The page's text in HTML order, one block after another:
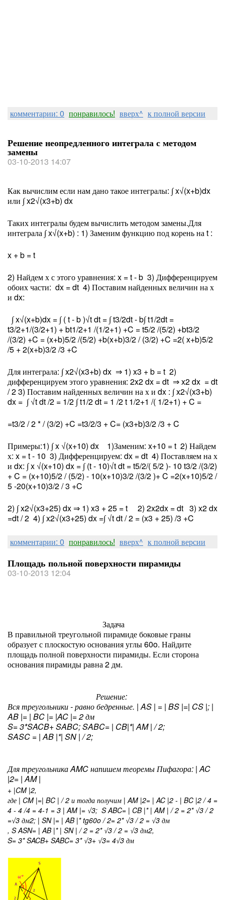
комментарии: 0 понравилось! вверх^ к полной версии
Решение неопредленного интеграла с методом
замены
03-10-2013 14:07
Как вычислим если нам дано такое интегралы: ∫ x√(x+b)dx
или ∫ x2√(x3+b) dx
Таких интегралы будем вычислить методом замены.Для
интеграла ∫ x√(x+b) : 1) Заменим функцию под корень на t :
x + b = t
2) Найдем х с этого уравнения: x = t - b 3) Дифференцируем
обоих части: dx = dt 4) Поставим найденных величин на х
и dx:
∫ x√(x+b)dx = ∫ ( t - b )√t dt = ∫ t3/2dt - b∫ t1/2dt =
t3/2+1/(3/2+1) + bt1/2+1 /(1/2+1) +C = t5/2/(5/2) +bt3/2
/(3/2) +C = (x+b)5/2/(5/2) +b(x+b)3/2/ (3/2) +C =2( x+b)5/2
/5 + 2(x+b)3/2/3 +C
Для интеграла: ∫ x2√(x3+b) dx ⇒ 1) x3 + b = t 2)
дифференцируем этого уравнения: 2x2dx = dt ⇒ x2dx = dt
/ 2 3) Поставим найденных величин на х и dx : ∫ x2√(x3+b)
dx = ∫ √t dt /2 = 1/2 ∫ t1/2dt = 1 /2 t 1/2+1 /( 1/2+1) + C =
=t3/2/ 2 * / (3/2) +C =t3/2/3 + C= (x3+b)3/2/3 + C
Примеры:1) ∫ x √(x+10) dx 1)Заменим: x+10 = t 2) Найдем
х: x = t - 10 3) Дифференцируем: dx = dt 4) Поставляем на х
и dx: ∫ x √(x+10) dx = ∫ (t - 10)√t dt = t5/2/( 5/2 )- 10 t3/2/(3/2)
+ C = (x+10)5/2/ (5/2) - 10(x+10)3/2/(3/2 )+ C =2(x+10)5/2/
5 -20(x+10)3/2/ 3 +C
2) ∫ x2√(x3+25) dx ⇒ 1) x3 + 25 = t 2) 2x2dx = dt 3) x2dx
=dt / 2 4) ∫ x2√(x3+25) dx =∫ √t dt / 2 = (x3 + 25) /3 +C
комментарии: 0 понравилось! вверх^ к полной версии
Площадь польной поверхности пирамиды
03-10-2013 12:04
Задача
В правильной треугольной пирамиде боковые граны
образует с плоскостую основания углы 60o. Найдите
площадь полной поверхности пирамиды. Если сторона
основания пирамиды равна 2 дм.
Решение:
Вся треугольники - равно бедренные. | AS | = | BS |=| CS |; |
AB |= | BC |= |AC |= 2 дм
S= 3*SACB+ SABC; SABC= | CB|*| AM | / 2;
SASC = | AB |*| SN | / 2;
Для треугольника AMC напишем теоремы Пифагора: | AC
|2= | AM |
+ |CM |2,
где | CM |=| BC | / 2 и тогда получим | AM |2= | AC |2 - | BC |2/ 4 =
4 - 4 /4 = 4-1 = 3 | AM |= √3; SABC= | CB |* | AM | / 2 = 2* √3 / 2
=√3 дм2; | SN |= | AB |* tg60o/ 2= 2* √3 / 2 = √3 дм
, SASN= | AB |* | SN | / 2 = 2* √3 / 2 = √3 дм2,
S= 3* SACB+ SABC= 3* √3+ √3= 4√3 дм